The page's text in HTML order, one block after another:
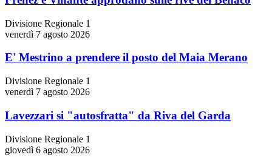
Divisione Regionale 1
venerdì 7 agosto 2026
E' Mestrino a prendere il posto del Maia Merano
Divisione Regionale 1
venerdì 7 agosto 2026
Lavezzari si "autosfratta" da Riva del Garda
Divisione Regionale 1
giovedì 6 agosto 2026